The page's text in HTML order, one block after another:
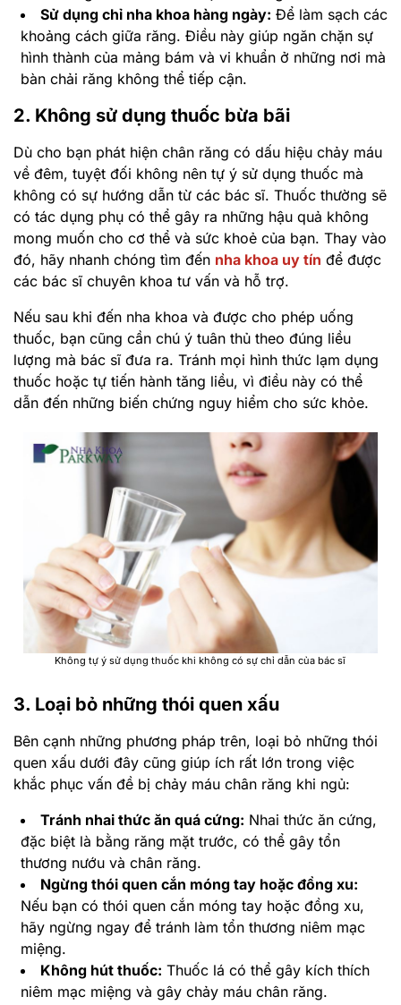
Sử dụng chỉ nha khoa hàng ngày: Để làm sạch các
khoảng cách giữa răng. Điều này giúp ngăn chặn sự
hình thành của mảng bám và vi khuẩn ở những nơi mà
bàn chải răng không thể tiếp cận.
2. Không sử dụng thuốc bừa bãi
Dù cho bạn phát hiện chân răng có dấu hiệu chảy máu
về đêm, tuyệt đối không nên tự ý sử dụng thuốc mà
không có sự hướng dẫn từ các bác sĩ. Thuốc thường sẽ
có tác dụng phụ có thể gây ra những hậu quả không
mong muốn cho cơ thể và sức khoẻ của bạn. Thay vào
đó, hãy nhanh chóng tìm đến nha khoa uy tín để được
các bác sĩ chuyên khoa tư vấn và hỗ trợ.
Nếu sau khi đến nha khoa và được cho phép uống
thuốc, bạn cũng cần chú ý tuân thủ theo đúng liều
lượng mà bác sĩ đưa ra. Tránh mọi hình thức lạm dụng
thuốc hoặc tự tiến hành tăng liều, vì điều này có thể
dẫn đến những biến chứng nguy hiểm cho sức khỏe.
Không tự ý sử dụng thuốc khi không có sự chỉ dẫn của bác sĩ
3. Loại bỏ những thói quen xấu
Bên cạnh những phương pháp trên, loại bỏ những thói
quen xấu dưới đây cũng giúp ích rất lớn trong việc
khắc phục vấn đề bị chảy máu chân răng khi ngủ:
Tránh nhai thức ăn quá cứng: Nhai thức ăn cứng,
đặc biệt là bằng răng mặt trước, có thể gây tổn
thương nướu và chân răng.
Ngừng thói quen cắn móng tay hoặc đồng xu:
Nếu bạn có thói quen cắn móng tay hoặc đồng xu,
hãy ngừng ngay để tránh làm tổn thương niêm mạc
miệng.
Không hút thuốc: Thuốc lá có thể gây kích thích
niêm mạc miệng và gây chảy máu chân răng.